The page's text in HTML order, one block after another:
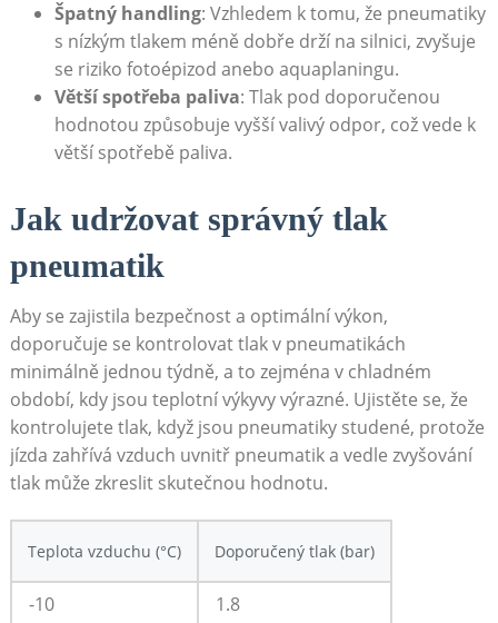
Špatný handling: Vzhledem k tomu, že pneumatiky
s nízkým tlakem méně dobře drží na silnici, zvyšuje
se riziko fotoépizod anebo aquaplaningu.
Větší spotřeba paliva: Tlak pod doporučenou
hodnotou způsobuje vyšší valivý odpor, což vede k
větší spotřebě paliva.
Jak udržovat správný tlak
pneumatik
Aby se zajistila bezpečnost a optimální výkon,
doporučuje se kontrolovat tlak v pneumatikách
minimálně jednou týdně, a to zejména v chladném
období, kdy jsou teplotní výkyvy výrazné. Ujistěte se, že
kontrolujete tlak, když jsou pneumatiky studené, protože
jízda zahřívá vzduch uvnitř pneumatik a vedle zvyšování
tlak může zkreslit skutečnou hodnotu.
Teplota vzduchu (°C) Doporučený tlak (bar)
-10
1.8